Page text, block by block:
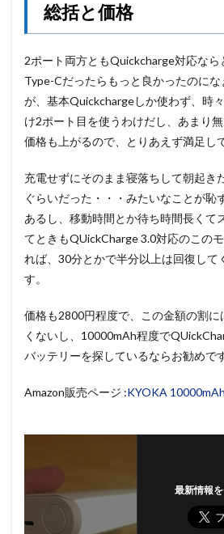
総括と価格
2ポート両方ともQuickcharge対応なら
Type-Cだったらもっと良かったのに
が、基本Quickchargeしか使わず、時
け2ポート目を使うわけだし、あまり
価格も上がるので、とりあえず満足し
充電せずにそのまま寝落ちして朝起き
ぐらいだった・・・みたいなことが恥
あるし、移動時間とか待ち時間長くて
てときもQUickCharge 3.0対応のこの
れば、30分とかで半分以上は回復して
す。
価格も2800円程度で、この金額の割に
くないし、10000mAh程度で
バッテリーを探しているならお勧めです
Amazon販売ページ :KYOKA
最新情報